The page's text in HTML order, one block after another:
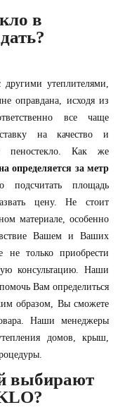
в
утеплителями,
оправдана, исходя из
все чаще
на качество и
пеностекло. Как же
определяется за метр
площадь
цену. Не стоит
материале, особенно
Вашем и Ваших
только приобрести
консультацию. Наши
Вам определиться
образом, Вы сможете
Наши менеджеры
домов, крыш,
выбирают